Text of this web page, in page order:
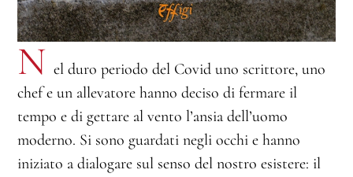
N el duro periodo del Covid uno scrittore, uno
chef e un allevatore hanno deciso di fermare il
tempo e di gettare al vento l’ansia dell’uomo
moderno. Si sono guardati negli occhi e hanno
iniziato a dialogare sul senso del nostro esistere: il